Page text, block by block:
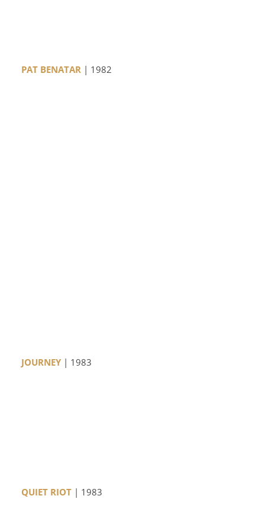
PAT BENATAR | 1982
JOURNEY | 1983
QUIET RIOT | 1983